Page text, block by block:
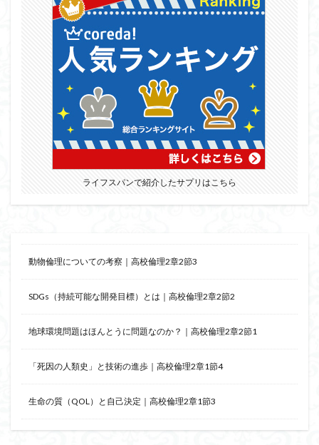
ライフスパンで紹介したサプリはこちら
動物倫理についての考察｜高校倫理2章2節3
SDGs（持続可能な開発目標）とは｜高校倫理2章2節2
地球環境問題はほんとうに問題なのか？｜高校倫理2章2節1
「死因の人類史」と技術の進歩｜高校倫理2章1節4
生命の質（QOL）と自己決定｜高校倫理2章1節3